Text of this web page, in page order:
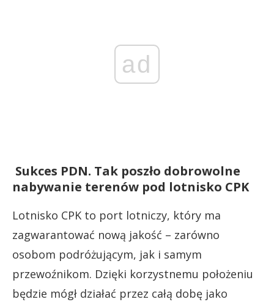
ad
Sukces PDN. Tak poszło dobrowolne
nabywanie terenów pod lotnisko CPK
Lotnisko CPK to port lotniczy, który ma
zagwarantować nową jakość – zarówno
osobom podróżującym, jak i samym
przewoźnikom. Dzięki korzystnemu położeniu
będzie mógł działać przez całą dobę jako